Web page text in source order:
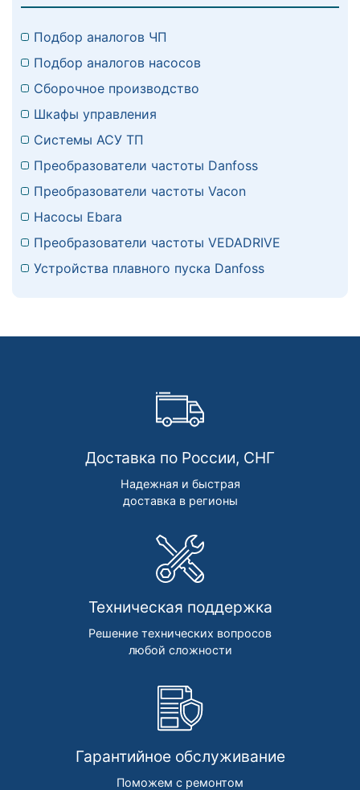
Подбор аналогов ЧП
Подбор аналогов насосов
Сборочное производство
Шкафы управления
Системы АСУ ТП
Преобразователи частоты Danfoss
Преобразователи частоты Vacon
Насосы Ebara
Преобразователи частоты VEDADRIVE
Устройства плавного пуска Danfoss
Доставка по России, СНГ
Надежная и быстрая
доставка в регионы
Техническая поддержка
Решение технических вопросов
любой сложности
Гарантийное обслуживание
Поможем с ремонтом